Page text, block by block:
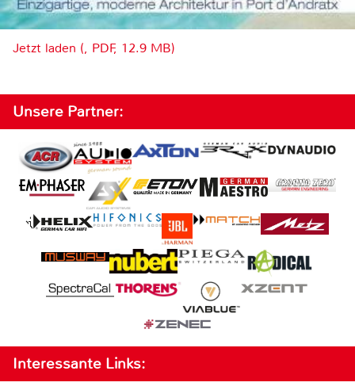
Jetzt laden (, PDF, 12.9 MB)
Unsere Partner:
Interessante Links: